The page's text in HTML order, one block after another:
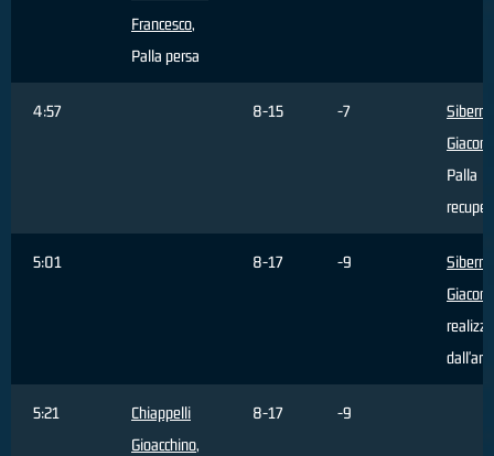
Francesco,
Palla persa
4:57 8-15 -7
Siberna
Palla
5:01 8-17 -9
Siberna
5:21
Chiappelli
Gioacchino,
8-17 -9